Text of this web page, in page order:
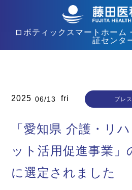
ロボティックスマートホーム
証センタ
2025 06/13 fri プレ
「愛知県 介護・リ
ット活用促進事業」
に選定されました